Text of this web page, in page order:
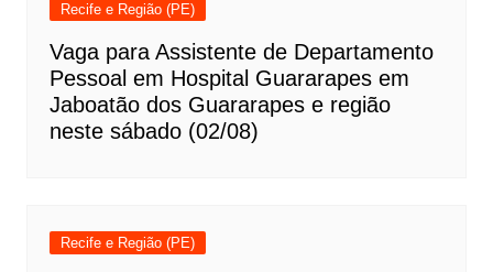
Recife e Região (PE)
Vaga para Assistente de Departamento
Pessoal em Hospital Guararapes em
Jaboatão dos Guararapes e região
neste sábado (02/08)
Recife e Região (PE)